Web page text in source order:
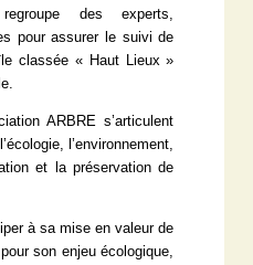
des experts,
pour assurer le suivi de
classée « Haut Lieux »
ARBRE s’articulent
l’environnement,
et la préservation de
à sa mise en valeur de
son enjeu écologique,